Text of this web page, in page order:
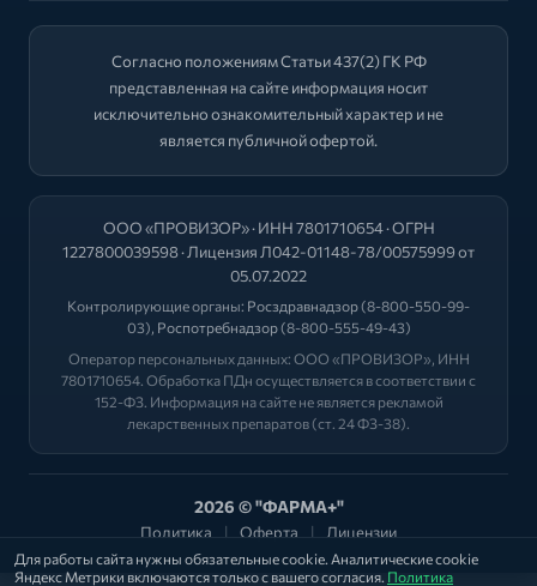
Для работы сайта нужны обязательные cookie. Аналитические cookie
Яндекс Метрики включаются только с вашего согласия. Политика
Согласно положениям Статьи 437(2) ГК РФ
представленная на сайте информация носит
исключительно ознакомительный характер и не
является публичной офертой.
ООО «ПРОВИЗОР» · ИНН 7801710654 · ОГРН
1227800039598 · Лицензия Л042-01148-78/00575999 от
05.07.2022
Контролирующие органы: Росздравнадзор(8-800-550-99-
03), Роспотребнадзор(8-800-555-49-43)
Оператор персональных данных: ООО «ПРОВИЗОР», ИНН
7801710654. Обработка ПДн осуществляется в соответствии с
152-ФЗ. Информация на сайте не является рекламой
лекарственных препаратов (ст. 24 ФЗ-38).
2026 © "ФАРМА+"
Политика | Оферта | Лицензии